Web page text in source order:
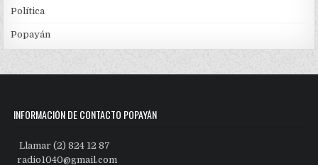
Política
Popayán
INFORMACIÓN DE CONTACTO POPAYÁN
Llamar (2) 824 12 87
radio1040@gmail.com